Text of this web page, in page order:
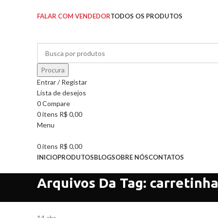
FALAR COM VENDEDORTODOS OS PRODUTOS
Procura
Entrar / Registar
Lista de desejos
0Compare
0itens R$ 0,00
Menu
0itens R$ 0,00
INICIOPRODUTOSBLOGSOBRE NÓSCONTATOS
Arquivos Da Tag: